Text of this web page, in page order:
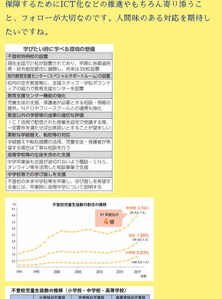
保障するためにICT化などの推進やもちろん寄り添うこ
と、フォローが大切なのです。人間味のある対応を期待し
たいですね。